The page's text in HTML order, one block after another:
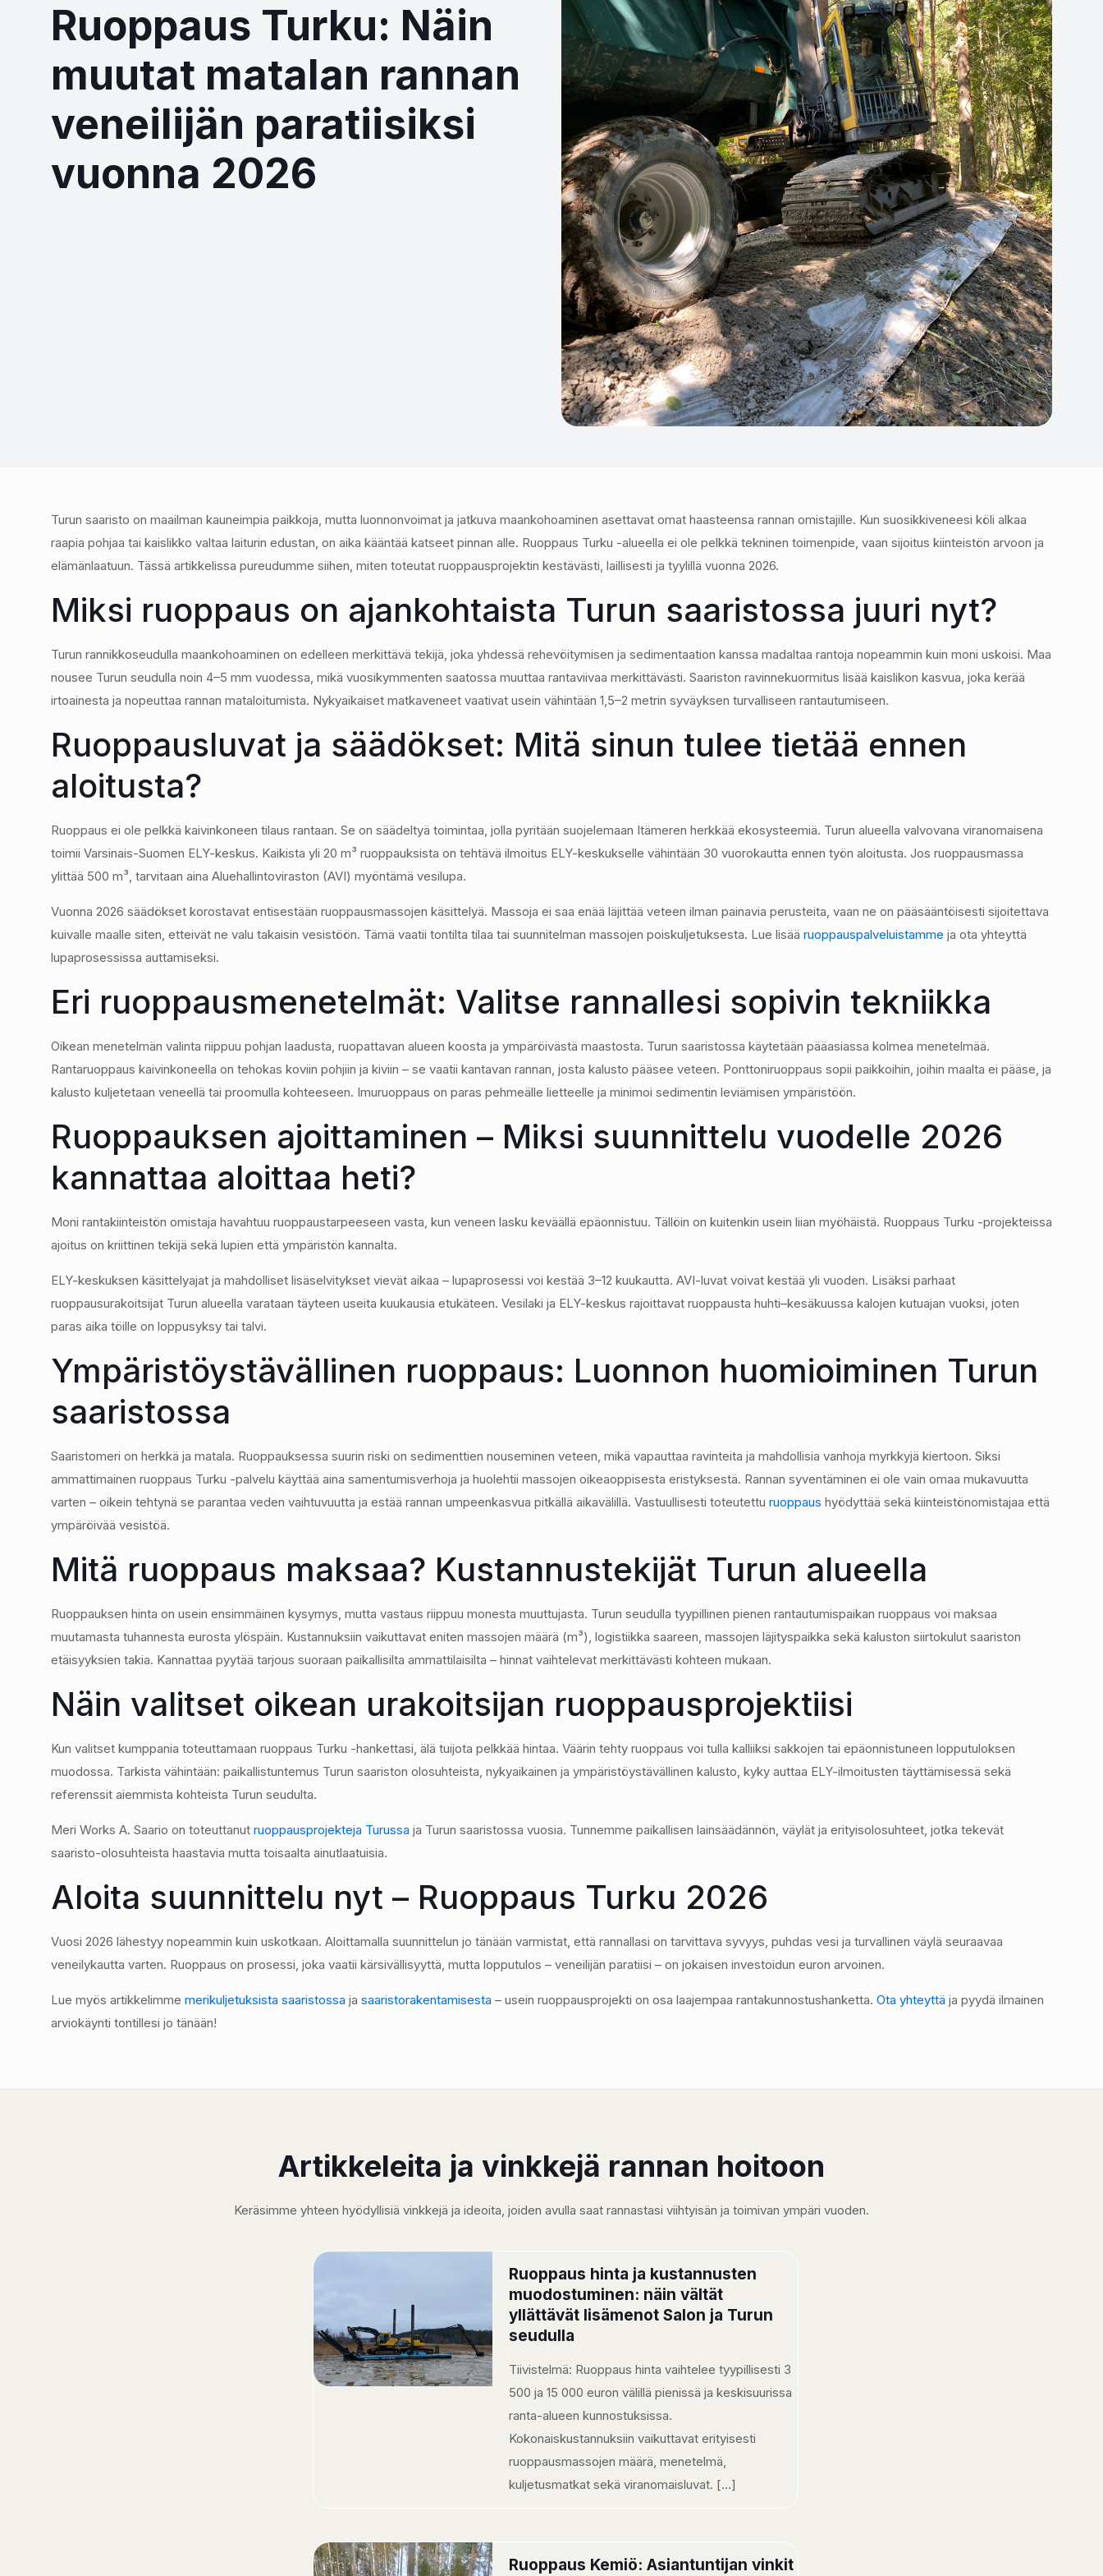
Ruoppaus Turku: Näin
muutat matalan rannan
veneilijän paratiisiksi
vuonna 2026
Turun saaristo on maailman kauneimpia paikkoja, mutta luonnonvoimat ja jatkuva maankohoaminen asettavat omat haasteensa rannan omistajille. Kun suosikkiveneesi köli alkaa
raapia pohjaa tai kaislikko valtaa laiturin edustan, on aika kääntää katseet pinnan alle. Ruoppaus Turku -alueella ei ole pelkkä tekninen toimenpide, vaan sijoitus kiinteistön arvoon ja
elämänlaatuun. Tässä artikkelissa pureudumme siihen, miten toteutat ruoppausprojektin kestävästi, laillisesti ja tyylillä vuonna 2026.
Miksi ruoppaus on ajankohtaista Turun saaristossa juuri nyt?
Turun rannikkoseudulla maankohoaminen on edelleen merkittävä tekijä, joka yhdessä rehevöitymisen ja sedimentaation kanssa madaltaa rantoja nopeammin kuin moni uskoisi. Maa
nousee Turun seudulla noin 4–5 mm vuodessa, mikä vuosikymmenten saatossa muuttaa rantaviivaa merkittävästi. Saariston ravinnekuormitus lisää kaislikon kasvua, joka kerää
irtoainesta ja nopeuttaa rannan mataloitumista. Nykyaikaiset matkaveneet vaativat usein vähintään 1,5–2 metrin syväyksen turvalliseen rantautumiseen.
Ruoppausluvat ja säädökset: Mitä sinun tulee tietää ennen
aloitusta?
Ruoppaus ei ole pelkkä kaivinkoneen tilaus rantaan. Se on säädeltyä toimintaa, jolla pyritään suojelemaan Itämeren herkkää ekosysteemiä. Turun alueella valvovana viranomaisena
toimii Varsinais-Suomen ELY-keskus. Kaikista yli 20 m³ ruoppauksista on tehtävä ilmoitus ELY-keskukselle vähintään 30 vuorokautta ennen työn aloitusta. Jos ruoppausmassa
ylittää 500 m³, tarvitaan aina Aluehallintoviraston (AVI) myöntämä vesilupa.
Vuonna 2026 säädökset korostavat entisestään ruoppausmassojen käsittelyä. Massoja ei saa enää läjittää veteen ilman painavia perusteita, vaan ne on pääsääntöisesti sijoitettava
kuivalle maalle siten, etteivät ne valu takaisin vesistöön. Tämä vaatii tontilta tilaa tai suunnitelman massojen poiskuljetuksesta. Lue lisää ruoppauspalveluistamme ja ota yhteyttä
lupaprosessissa auttamiseksi.
Eri ruoppausmenetelmät: Valitse rannallesi sopivin tekniikka
Oikean menetelmän valinta riippuu pohjan laadusta, ruopattavan alueen koosta ja ympäröivästä maastosta. Turun saaristossa käytetään pääasiassa kolmea menetelmää.
Rantaruoppaus kaivinkoneella on tehokas koviin pohjiin ja kiviin – se vaatii kantavan rannan, josta kalusto pääsee veteen. Ponttoniruoppaus sopii paikkoihin, joihin maalta ei pääse, ja
kalusto kuljetetaan veneellä tai proomulla kohteeseen. Imuruoppaus on paras pehmeälle lietteelle ja minimoi sedimentin leviämisen ympäristöön.
Ruoppauksen ajoittaminen – Miksi suunnittelu vuodelle 2026
kannattaa aloittaa heti?
Moni rantakiinteistön omistaja havahtuu ruoppaustarpeeseen vasta, kun veneen lasku keväällä epäonnistuu. Tällöin on kuitenkin usein liian myöhäistä. Ruoppaus Turku -projekteissa
ajoitus on kriittinen tekijä sekä lupien että ympäristön kannalta.
ELY-keskuksen käsittelyajat ja mahdolliset lisäselvitykset vievät aikaa – lupaprosessi voi kestää 3–12 kuukautta. AVI-luvat voivat kestää yli vuoden. Lisäksi parhaat
ruoppausurakoitsijat Turun alueella varataan täyteen useita kuukausia etukäteen. Vesilaki ja ELY-keskus rajoittavat ruoppausta huhti–kesäkuussa kalojen kutuajan vuoksi, joten
paras aika töille on loppusyksy tai talvi.
Ympäristöystävällinen ruoppaus: Luonnon huomioiminen Turun
saaristossa
Saaristomeri on herkkä ja matala. Ruoppauksessa suurin riski on sedimenttien nouseminen veteen, mikä vapauttaa ravinteita ja mahdollisia vanhoja myrkkyjä kiertoon. Siksi
ammattimainen ruoppaus Turku -palvelu käyttää aina samentumisverhoja ja huolehtii massojen oikeaoppisesta eristyksestä. Rannan syventäminen ei ole vain omaa mukavuutta
varten – oikein tehtynä se parantaa veden vaihtuvuutta ja estää rannan umpeenkasvua pitkällä aikavälillä. Vastuullisesti toteutettu ruoppaus hyödyttää sekä kiinteistönomistajaa että
ympäröivää vesistöä.
Mitä ruoppaus maksaa? Kustannustekijät Turun alueella
Ruoppauksen hinta on usein ensimmäinen kysymys, mutta vastaus riippuu monesta muuttujasta. Turun seudulla tyypillinen pienen rantautumispaikan ruoppaus voi maksaa
muutamasta tuhannesta eurosta ylöspäin. Kustannuksiin vaikuttavat eniten massojen määrä (m³), logistiikka saareen, massojen läjityspaikka sekä kaluston siirtokulut saariston
etäisyyksien takia. Kannattaa pyytää tarjous suoraan paikallisilta ammattilaisilta – hinnat vaihtelevat merkittävästi kohteen mukaan.
Näin valitset oikean urakoitsijan ruoppausprojektiisi
Kun valitset kumppania toteuttamaan ruoppaus Turku -hankettasi, älä tuijota pelkkää hintaa. Väärin tehty ruoppaus voi tulla kalliiksi sakkojen tai epäonnistuneen lopputuloksen
muodossa. Tarkista vähintään: paikallistuntemus Turun saariston olosuhteista, nykyaikainen ja ympäristöystävällinen kalusto, kyky auttaa ELY-ilmoitusten täyttämisessä sekä
referenssit aiemmista kohteista Turun seudulta.
Meri Works A. Saario on toteuttanut ruoppausprojekteja Turussa ja Turun saaristossa vuosia. Tunnemme paikallisen lainsäädännön, väylät ja erityisolosuhteet, jotka tekevät
saaristo-olosuhteista haastavia mutta toisaalta ainutlaatuisia.
Aloita suunnittelu nyt – Ruoppaus Turku 2026
Vuosi 2026 lähestyy nopeammin kuin uskotkaan. Aloittamalla suunnittelun jo tänään varmistat, että rannallasi on tarvittava syvyys, puhdas vesi ja turvallinen väylä seuraavaa
veneilykautta varten. Ruoppaus on prosessi, joka vaatii kärsivällisyyttä, mutta lopputulos – veneilijän paratiisi – on jokaisen investoidun euron arvoinen.
Lue myös artikkelimme merikuljetuksista saaristossa ja saaristorakentamisesta – usein ruoppausprojekti on osa laajempaa rantakunnostushanketta. Ota yhteyttä ja pyydä ilmainen
arviokäynti tontillesi jo tänään!
Artikkeleita ja vinkkejä rannan hoitoon
Keräsimme yhteen hyödyllisiä vinkkejä ja ideoita, joiden avulla saat rannastasi viihtyisän ja toimivan ympäri vuoden.
Ruoppaus hinta ja kustannusten
muodostuminen: näin vältät
yllättävät lisämenot Salon ja Turun
seudulla
Tiivistelmä: Ruoppaus hinta vaihtelee tyypillisesti 3
500 ja 15 000 euron välillä pienissä ja keskisuurissa
ranta-alueen kunnostuksissa.
Kokonaiskustannuksiin vaikuttavat erityisesti
ruoppausmassojen määrä, menetelmä,
kuljetusmatkat sekä viranomaisluvat. […]
Ruoppaus Kemiö: Asiantuntijan vinkit